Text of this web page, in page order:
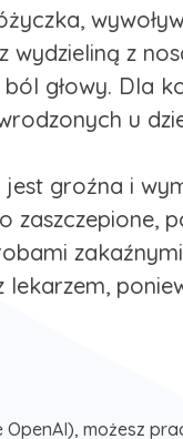
z
głowy. Dla
u
groźna i
zaszczepione,
możesz